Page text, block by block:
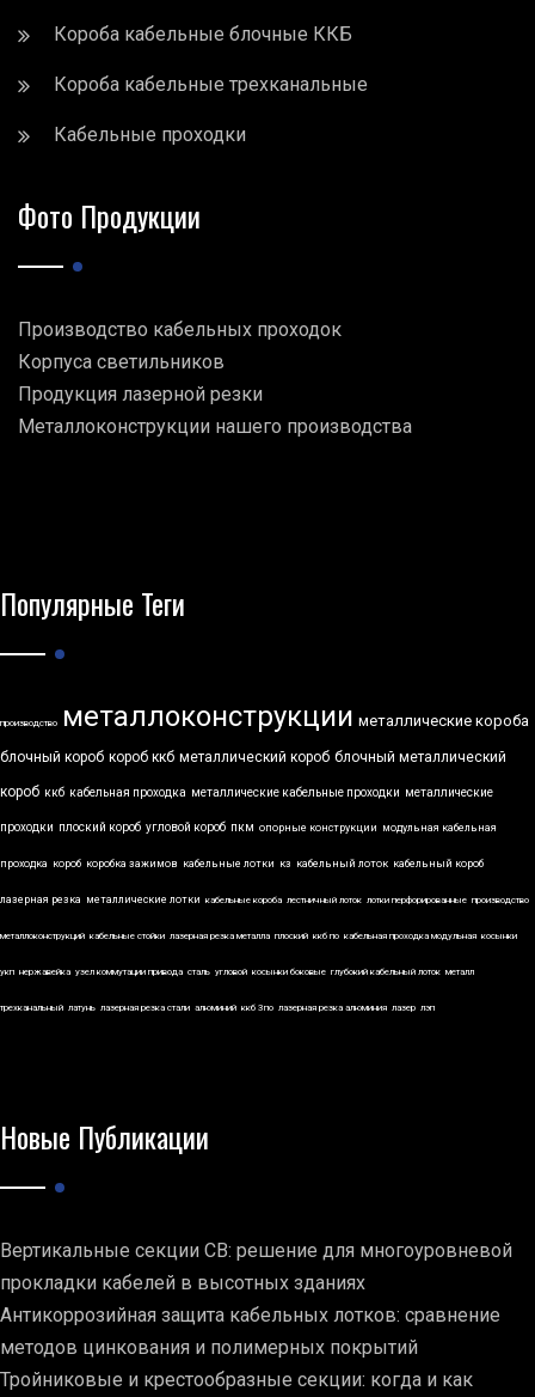
Короба кабельные блочные ККБ
Короба кабельные трехканальные
Кабельные проходки
Фото Продукции
Производство кабельных проходок
Корпуса светильников
Продукция лазерной резки
Металлоконструкции нашего производства
Популярные Теги
производство металлоконструкции металлические короба
блочный короб короб ккб металлический короб блочный металлический
короб ккб кабельная проходка металлические кабельные проходки металлические
проходки плоский короб угловой короб пкм опорные конструкции модульная кабельная
проходка короб коробка зажимов кабельные лотки кз кабельный лоток кабельный короб
лазерная резка металлические лотки кабельные короба лестничный лоток лотки перфорированные производство
металлоконструкций кабельные стойки лазерная резка металла плоский ккб по кабельная проходка модульная косынки
укп нержавейка узел коммутации привода сталь угловой косынки боковые глубокий кабельный лоток металл
трехканальный латунь лазерная резка стали алюминий ккб 3по лазерная резка алюминия лазер лэп
Новые Публикации
Вертикальные секции СВ: решение для многоуровневой
прокладки кабелей в высотных зданиях
Антикоррозийная защита кабельных лотков: сравнение
методов цинкования и полимерных покрытий
Тройниковые и крестообразные секции: когда и как